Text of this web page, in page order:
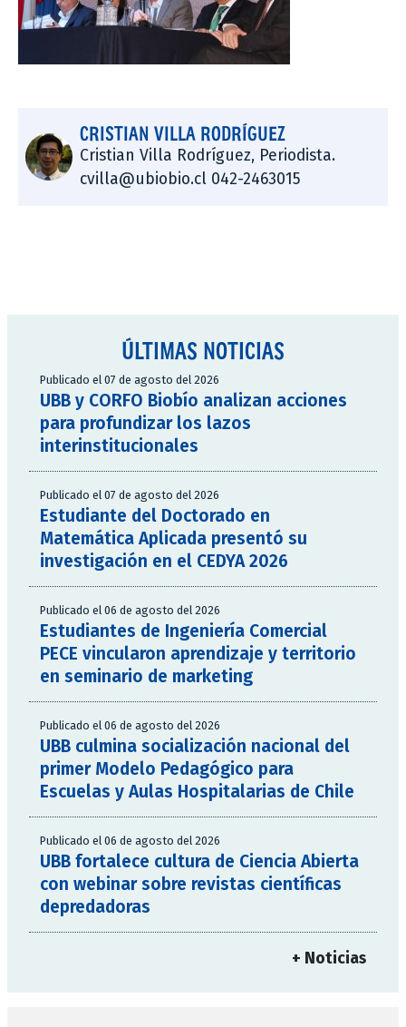
CRISTIAN VILLA RODRÍGUEZ
Cristian Villa Rodríguez, Periodista.
cvilla@ubiobio.cl 042-2463015
ÚLTIMAS NOTICIAS
Publicado el 07 de agosto del 2026
UBB y CORFO Biobío analizan acciones
para profundizar los lazos
interinstitucionales
Publicado el 07 de agosto del 2026
Estudiante del Doctorado en
Matemática Aplicada presentó su
investigación en el CEDYA 2026
Publicado el 06 de agosto del 2026
Estudiantes de Ingeniería Comercial
PECE vincularon aprendizaje y territorio
en seminario de marketing
Publicado el 06 de agosto del 2026
UBB culmina socialización nacional del
primer Modelo Pedagógico para
Escuelas y Aulas Hospitalarias de Chile
Publicado el 06 de agosto del 2026
UBB fortalece cultura de Ciencia Abierta
con webinar sobre revistas científicas
depredadoras
+ Noticias